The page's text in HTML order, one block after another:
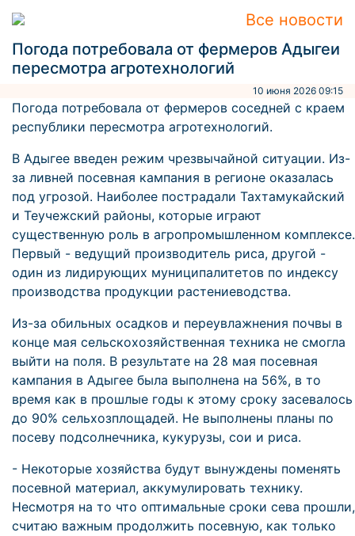
Все новости
Погода потребовала от фермеров Адыгеи
пересмотра агротехнологий
10 июня 2026 09:15
Погода потребовала от фермеров соседней с краем
республики пересмотра агротехнологий.
В Адыгее введен режим чрезвычайной ситуации. Из-
за ливней посевная кампания в регионе оказалась
под угрозой. Наиболее пострадали Тахтамукайский
и Теучежский районы, которые играют
существенную роль в агропромышленном комплексе.
Первый - ведущий производитель риса, другой -
один из лидирующих муниципалитетов по индексу
производства продукции растениеводства.
Из-за обильных осадков и переувлажнения почвы в
конце мая сельскохозяйственная техника не смогла
выйти на поля. В результате на 28 мая посевная
кампания в Адыгее была выполнена на 56%, в то
время как в прошлые годы к этому сроку засевалось
до 90% сельхозплощадей. Не выполнены планы по
посеву подсолнечника, кукурузы, сои и риса.
- Некоторые хозяйства будут вынуждены поменять
посевной материал, аккумулировать технику.
Несмотря на то что оптимальные сроки сева прошли,
считаю важным продолжить посевную, как только